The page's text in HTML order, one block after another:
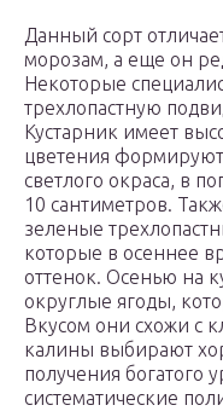
Данный сорт
морозам, а еще он
Некоторые
трехлопастную
Кустарник имеет
цветения
светлого окраса, в
10 сантиметров.
зеленые
которые в осеннее
оттенок. Осенью на
округлые ягоды,
Вкусом они схожи с
калины выбирают
получения богатого
систематические